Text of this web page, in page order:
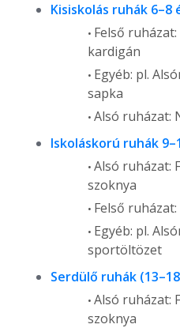
Kisiskolás ruhák 6–8
Felső
kardigán
Egyéb: pl.
sapka
Alsó ruházat:
Iskoláskorú ruhák
Alsó ruházat:
szoknya
Felső
Egyéb: pl.
sportöltözet
Serdülő ruhák
Alsó ruházat:
szoknya